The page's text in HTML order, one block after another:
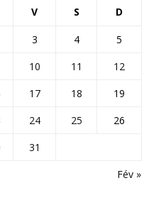
V S D
Fév »
3 4
5
10 11
12
17 18
19
24 25
26
31